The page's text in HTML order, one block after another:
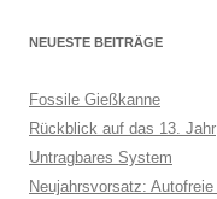
NEUESTE BEITRÄGE
Fossile Gießkanne
Rückblick auf das 13. Jahr
Untragbares System
Neujahrsvorsatz: